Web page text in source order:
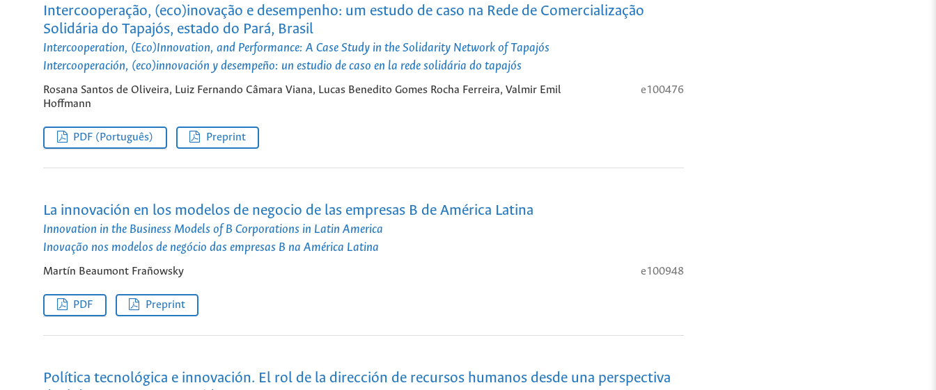
Intercooperação, (eco)inovação e desempenho: um estudo de caso na Rede de Comercialização
Solidária do Tapajós, estado do Pará, Brasil
Intercooperation, (Eco)Innovation, and Performance: A Case Study in the Solidarity Network of Tapajós
Intercooperación, (eco)innovación y desempeño: un estudio de caso en la rede solidária do tapajós
Rosana Santos de Oliveira, Luiz Fernando Câmara Viana, Lucas Benedito Gomes Rocha Ferreira, Valmir Emil
Hoffmann
e100476
PDF (Português) Preprint
La innovación en los modelos de negocio de las empresas B de América Latina
Innovation in the Business Models of B Corporations in Latin America
Inovação nos modelos de negócio das empresas B na América Latina
Martín Beaumont Frañowsky e100948
PDF Preprint
Política tecnológica e innovación. El rol de la dirección de recursos humanos desde una perspectiva